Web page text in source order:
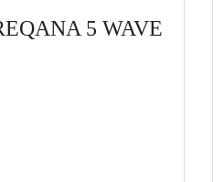
5 WAVE